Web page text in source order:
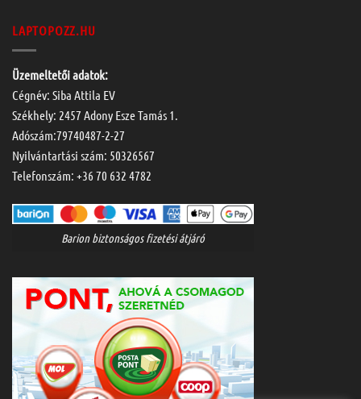
LAPTOPOZZ.HU
Üzemeltetői adatok:
Cégnév: Siba Attila EV
Székhely: 2457 Adony Esze Tamás 1.
Adószám:79740487-2-27
Nyilvántartási szám: 50326567
Telefonszám: +36 70 632 4782
Barion biztonságos fizetési átjáró